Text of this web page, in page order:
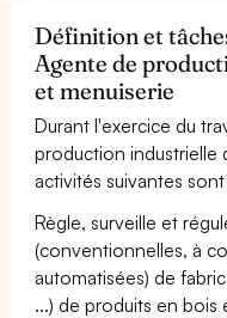
Définition et
Agente de
et menuiserie
Durant l'exercice du
production industrielle
activités suivantes
Règle, surveille et
(conventionnelles, à
automatisées) de
...) de produits en bois